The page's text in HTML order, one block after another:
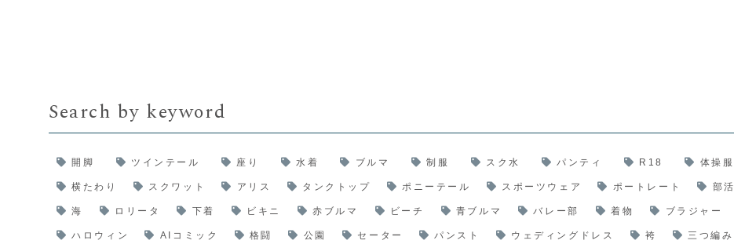
Search by keyword
開脚 ツインテール 座り 水着 ブルマ 制服 スク水 パンティ R18 体操服
横たわり スクワット アリス タンクトップ ポニーテール スポーツウェア ポートレート 部活
海 ロリータ 下着 ビキニ 赤ブルマ ビーチ 青ブルマ バレー部 着物 ブラジャー
ハロウィン AIコミック 格闘 公園 セーター パンスト ウェディングドレス 袴 三つ編み